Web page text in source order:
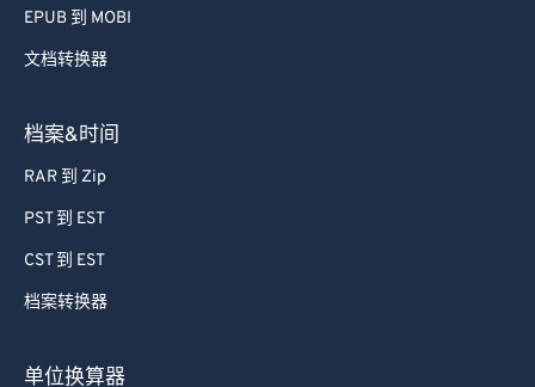
EPUB 到 MOBI
文档转换器
档案&时间
RAR 到 Zip
PST 到 EST
CST 到 EST
档案转换器
单位换算器